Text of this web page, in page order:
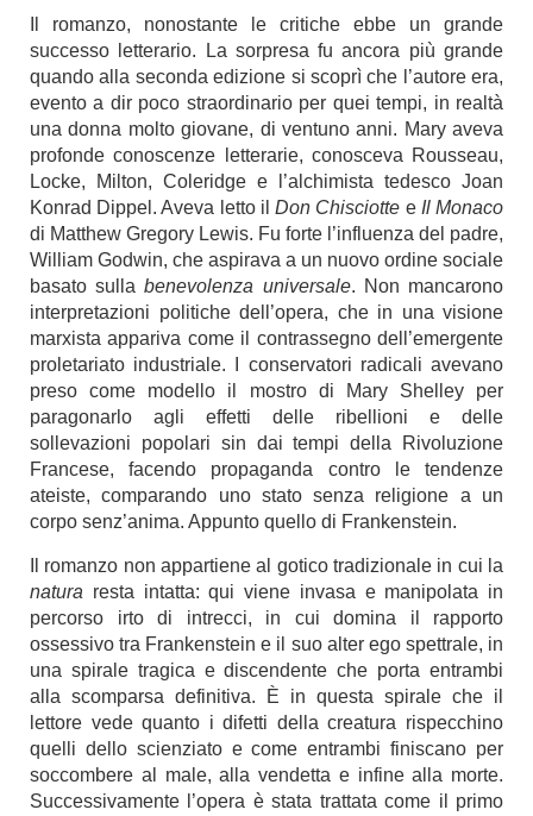
Il romanzo, nonostante le critiche ebbe un grande
successo letterario. La sorpresa fu ancora più grande
quando alla seconda edizione si scoprì che l’autore era,
evento a dir poco straordinario per quei tempi, in realtà
una donna molto giovane, di ventuno anni. Mary aveva
profonde conoscenze letterarie, conosceva Rousseau,
Locke, Milton, Coleridge e l’alchimista tedesco Joan
Konrad Dippel. Aveva letto ilDon Chisciotte e Il Monaco
di Matthew Gregory Lewis. Fu forte l’influenza del padre,
William Godwin, che aspirava a un nuovo ordine sociale
basato sullabenevolenza universale. Non mancarono
interpretazioni politiche dell’opera, che in una visione
marxista appariva come il contrassegno dell’emergente
proletariato industriale. I conservatori radicali avevano
preso come modello il mostro di Mary Shelley per
paragonarlo agli effetti delle ribellioni e delle
sollevazioni popolari sin dai tempi della Rivoluzione
Francese, facendo propaganda contro le tendenze
ateiste, comparando uno stato senza religione a un
corpo senz’anima. Appunto quello di Frankenstein.
Il romanzo non appartiene al gotico tradizionale in cui la
natura resta intatta: qui viene invasa e manipolata in
percorso irto di intrecci, in cui domina il rapporto
ossessivo tra Frankenstein e il suo alter ego spettrale, in
una spirale tragica e discendente che porta entrambi
alla scomparsa definitiva. È in questa spirale che il
lettore vede quanto i difetti della creatura rispecchino
quelli dello scienziato e come entrambi finiscano per
soccombere al male, alla vendetta e infine alla morte.
Successivamente l’opera è stata trattata come il primo